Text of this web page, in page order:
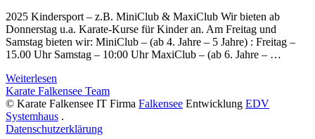
2025 Kindersport – z.B. MiniClub & MaxiClub Wir bieten ab
Donnerstag u.a. Karate-Kurse für Kinder an. Am Freitag und
Samstag bieten wir: MiniClub – (ab 4. Jahre – 5 Jahre) : Freitag –
15.00 Uhr Samstag – 10:00 Uhr MaxiClub – (ab 6. Jahre – …
Weiterlesen
Karate Falkensee Team
© Karate Falkensee IT Firma Falkensee Entwicklung EDV
Systemhaus .
Datenschutzerklärung